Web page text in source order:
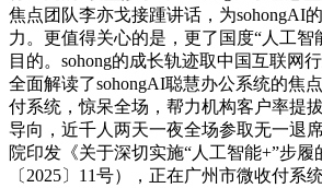
焦点团队李亦戈接踵讲话，为sohongAI
力。更值得关心的是，更了国度“人工智
目的。sohong的成长轨迹取中国互联网
全面解读了sohongAI聪慧办公系统的焦
付系统，惊呆全场，帮力机构客户率提
导向，近千人两天一夜全场参取无一退
院印发《关于深切实施“人工智能+”步履
〔2025〕11号），正在广州市微收付系